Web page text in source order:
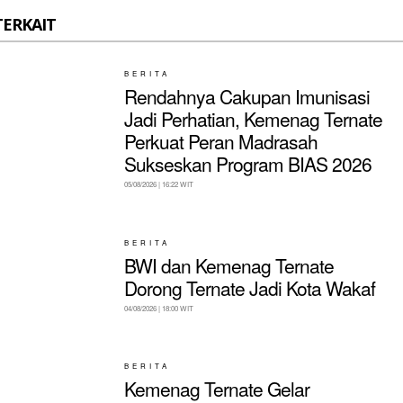
BERITA
Rendahnya Cakupan Imunisasi
Jadi Perhatian, Kemenag Ternate
Perkuat Peran Madrasah
Sukseskan Program BIAS 2026
05/08/2026 | 16:22 WIT
BERITA
BWI dan Kemenag Ternate
Dorong Ternate Jadi Kota Wakaf
04/08/2026 | 18:00 WIT
BERITA
Kemenag Ternate Gelar